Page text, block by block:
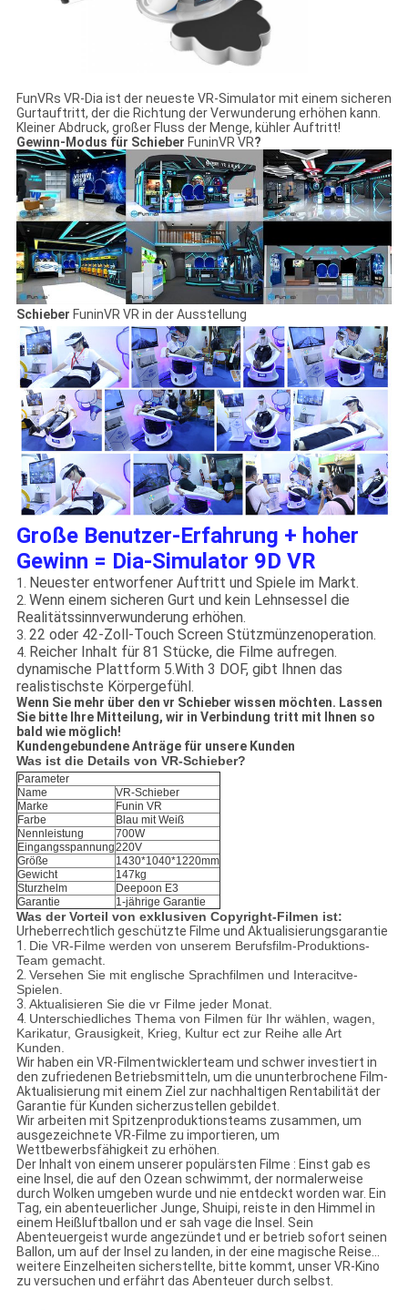
FunVRs VR-Dia ist der neueste VR-Simulator mit einem sicheren
Gurtauftritt, der die Richtung der Verwunderung erhöhen kann.
Kleiner Abdruck, großer Fluss der Menge, kühler Auftritt!
Gewinn-Modus für Schieber FuninVR VR?
Schieber FuninVR VR in der Ausstellung
Große Benutzer-Erfahrung + hoher
Gewinn = Dia-Simulator 9D VR
1. Neuester entworfener Auftritt und Spiele im Markt.
2. Wenn einem sicheren Gurt und kein Lehnsessel die
Realitätssinnverwunderung erhöhen.
3. 22 oder 42-Zoll-Touch Screen Stützmünzenoperation.
4. Reicher Inhalt für 81 Stücke, die Filme aufregen.
dynamische Plattform 5.With 3 DOF, gibt Ihnen das
realistischste Körpergefühl.
Wenn Sie mehr über den vr Schieber wissen möchten. Lassen
Sie bitte Ihre Mitteilung, wir in Verbindung tritt mit Ihnen so
bald wie möglich!
Kundengebundene Anträge für unsere Kunden
Was ist die Details von VR-Schieber?
Parameter
Name
VR-Schieber
Marke
Funin VR
Farbe
Blau mit Weiß
Nennleistung
700W
Eingangsspannung220V
Größe
1430*1040*1220mm
Gewicht
147kg
Sturzhelm
Deepoon E3
Garantie
1-jährige Garantie
Was der Vorteil von exklusiven Copyright-Filmen ist:
Urheberrechtlich geschützte Filme und Aktualisierungsgarantie
1. Die VR-Filme werden von unserem Berufsfilm-Produktions-
Team gemacht.
2. Versehen Sie mit englische Sprachfilmen und Interacitve-
Spielen.
3. Aktualisieren Sie die vr Filme jeder Monat.
4. Unterschiedliches Thema von Filmen für Ihr wählen, wagen,
Karikatur, Grausigkeit, Krieg, Kultur ect zur Reihe alle Art
Kunden.
Wir haben ein VR-Filmentwicklerteam und schwer investiert in
den zufriedenen Betriebsmitteln, um die ununterbrochene Film-
Aktualisierung mit einem Ziel zur nachhaltigen Rentabilität der
Garantie für Kunden sicherzustellen gebildet.
Wir arbeiten mit Spitzenproduktionsteams zusammen, um
ausgezeichnete VR-Filme zu importieren, um
Wettbewerbsfähigkeit zu erhöhen.
Der Inhalt von einem unserer populärsten Filme : Einst gab es
eine Insel, die auf den Ozean schwimmt, der normalerweise
durch Wolken umgeben wurde und nie entdeckt worden war. Ein
Tag, ein abenteuerlicher Junge, Shuipi, reiste in den Himmel in
einem Heißluftballon und er sah vage die Insel. Sein
Abenteuergeist wurde angezündet und er betrieb sofort seinen
Ballon, um auf der Insel zu landen, in der eine magische Reise…
weitere Einzelheiten sicherstellte, bitte kommt, unser VR-Kino
zu versuchen und erfährt das Abenteuer durch selbst.